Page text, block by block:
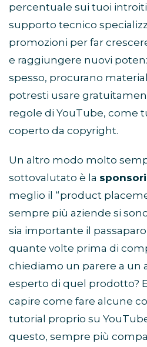
percentuale sui tuoi
supporto tecnico
promozioni per far
e raggiungere nuovi
spesso, procurano
potresti usare
regole di YouTube, come
coperto da copyright.
Un altro modo molto
sottovalutato è la
meglio il “product
sempre più aziende si
sia importante il
quante volte prima di
chiediamo un parere a un
esperto di quel prodotto?
capire come fare alcune
tutorial proprio su
questo, sempre più